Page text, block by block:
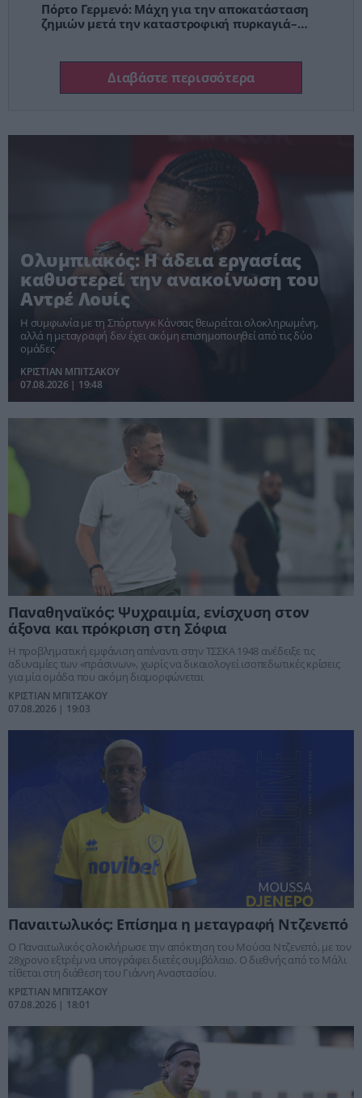
Πόρτο Γερμενό: Μάχη για την αποκατάσταση
ζημιών μετά την καταστροφική πυρκαγιά–
Διαβάστε περισσότερα
Ολυμπιακός: Η άδεια εργασίας
καθυστερεί την ανακοίνωση του
Αντρέ Λουίς
Η συμφωνία με τη Σπόρτινγκ Κάνσας θεωρείται ολοκληρωμένη,
αλλά η μεταγραφή δεν έχει ακόμη επισημοποιηθεί από τις δύο
ομάδες
ΚΡΙΣΤΙΑΝ ΜΠΙΤΣΑΚΟΥ
07.08.2026 | 19:48
Παναθηναϊκός: Ψυχραιμία, ενίσχυση στον
άξονα και πρόκριση στη Σόφια
Η προβληματική εμφάνιση απέναντι στην ΤΣΣΚΑ 1948 ανέδειξε τις
αδυναμίες των «πράσινων», χωρίς να δικαιολογεί ισοπεδωτικές κρίσεις
για μία ομάδα που ακόμη διαμορφώνεται
ΚΡΙΣΤΙΑΝ ΜΠΙΤΣΑΚΟΥ
07.08.2026 | 19:03
Παναιτωλικός: Επίσημα η μεταγραφή Ντζενεπό
Ο Παναιτωλικός ολοκλήρωσε την απόκτηση του Μούσα Ντζενεπό, με τον
28χρονο εξτρέμ να υπογράφει διετές συμβόλαιο. Ο διεθνής από το Μάλι
τίθεται στη διάθεση του Γιάννη Αναστασίου.
ΚΡΙΣΤΙΑΝ ΜΠΙΤΣΑΚΟΥ
07.08.2026 | 18:01